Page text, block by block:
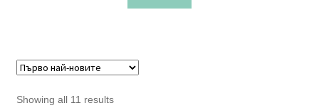
Showing all 11 resultsSorted